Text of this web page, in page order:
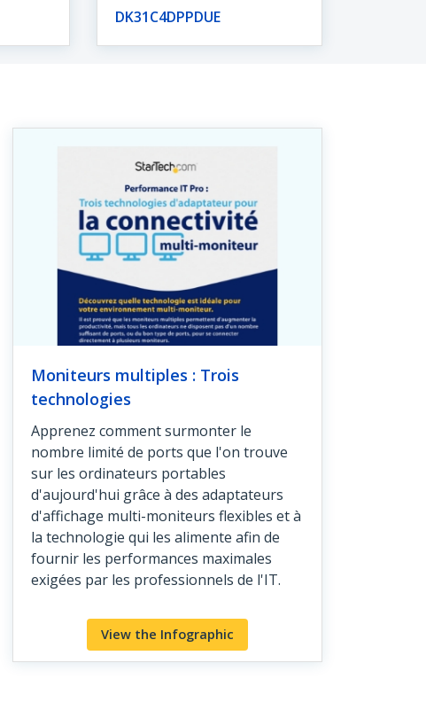
DK31C4DPPDUE
Moniteurs multiples : Trois
technologies
Apprenez comment surmonter le
nombre limité de ports que l'on trouve
sur les ordinateurs portables
d'aujourd'hui grâce à des adaptateurs
d'affichage multi-moniteurs flexibles et à
la technologie qui les alimente afin de
fournir les performances maximales
exigées par les professionnels de l'IT.
View the Infographic